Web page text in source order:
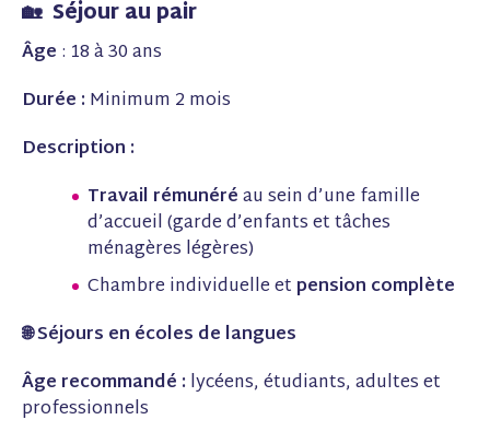
🏡 Séjour au pair
Âge : 18 à 30 ans
Durée : Minimum 2 mois
Description :
Travail rémunéréau sein d’une famille
d’accueil (garde d’enfants et tâches
ménagères légères)
Chambre individuelle et pension complète
🌐 Séjours en écoles de langues
Âge recommandé : lycéens, étudiants, adultes et
professionnels